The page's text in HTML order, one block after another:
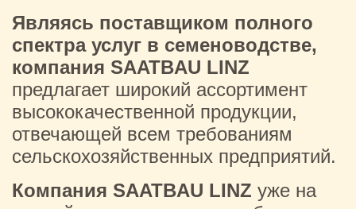
Являясь поставщиком полного
спектра услуг в семеноводстве,
компания SAATBAU LINZ
предлагает широкий ассортимент
высококачественной продукции,
отвечающей всем требованиям
сельскохозяйственных предприятий.
Компания SAATBAU LINZ уже на